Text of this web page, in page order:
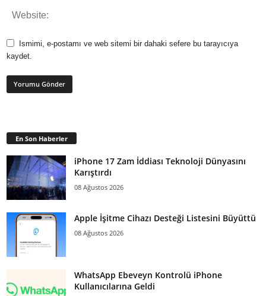
Ismimi, e-postamı ve web sitemi bir dahaki sefere bu tarayıcıya
kaydet.
En Son Haberler
iPhone 17 Zam İddiası Teknoloji Dünyasını
Karıştırdı
08 Ağustos 2026
Apple İşitme Cihazı Desteği Listesini Büyüttü
08 Ağustos 2026
WhatsApp Ebeveyn Kontrolü iPhone
Kullanıcılarına Geldi